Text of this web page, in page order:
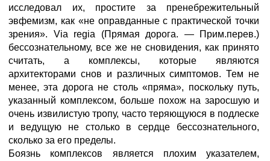
исследовал их, простите за пренебрежительный
эвфемизм, как «не оправданные с практической точки
зрения». Via regia (Прямая дорога. — Прим.перев.)
бессознательному, все же не сновидения, как принято
считать, а комплексы, которые являются
архитекторами снов и различных симптомов. Тем не
менее, эта дорога не столь «пряма», поскольку путь,
указанный комплексом, больше похож на заросшую и
очень извилистую тропу, часто теряющуюся в подлеске
и ведущую не столько в сердце бессознательного,
сколько за его пределы.
Боязнь комплексов является плохим указателем,